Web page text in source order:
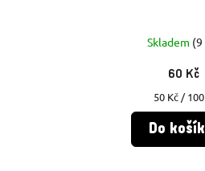
Skladem (9
60 Kč
Měrná
cena:
50 Kč /
Do